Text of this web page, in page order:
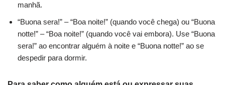
manhã.
“Buona sera!” – “Boa noite!” (quando você chega) ou “Buona
notte!” – “Boa noite!” (quando você vai embora). Use “Buona
sera!” ao encontrar alguém à noite e “Buona notte!” ao se
despedir para dormir.